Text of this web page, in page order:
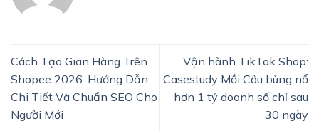
Cách Tạo Gian Hàng Trên
Shopee 2026: Hướng Dẫn
Chi Tiết Và Chuẩn SEO Cho
Người Mới
Vận hành TikTok Shop:
Casestudy Mồi Câu bùng nổ
hơn 1 tỷ doanh số chỉ sau
30 ngày